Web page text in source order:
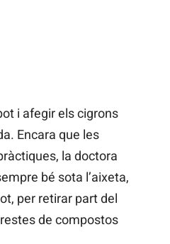
i afegir els cigrons
Encara que les
la doctora
bé sota l’aixeta,
per retirar part del
de compostos